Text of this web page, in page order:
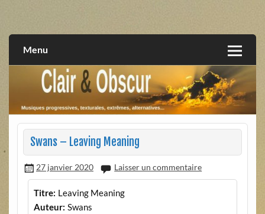
extrêmes, alternatives, texturales
Menu
Swans – Leaving Meaning
27 janvier 2020 Laisser un commentaire
Titre: Leaving Meaning
Auteur: Swans